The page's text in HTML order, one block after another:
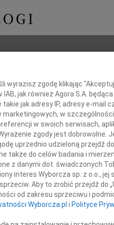
wyrazisz zgodę klikając
IAB, jak również Agora S.A.
jak adresy IP, adresy e-mail
w
w swoich serwisach,
zgody jest dobrowolne.
uprzednio udzieloną przejdź
także do celów badania i
z danymi dot. świadczonych
interes Wyborcza sp. z o.o., jej
Aby to zrobić przejdź do
od zakresu sprzeciwu i
Wyborcza.pl i Polityce